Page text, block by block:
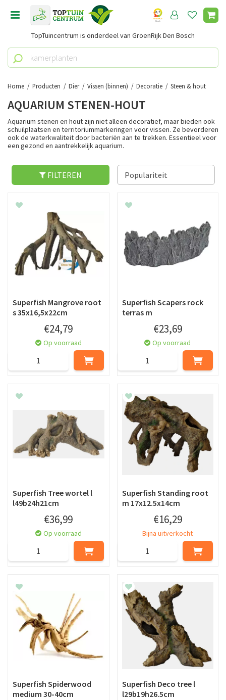
Home Producten Dier Vissen (binnen) Decoratie Steen & hout
TopTuincentrum is onderdeel van GroenRijk Den Bosch
AQUARIUM STENEN-HOUT
Aquarium stenen en hout zijn niet alleen decoratief, maar bieden ook
schuilplaatsen en territoriummarkeringen voor vissen. Ze bevorderen
ook de waterkwaliteit door bacteriën aan te trekken. Essentieel voor
een gezond en aantrekkelijk aquarium.
FILTEREN
Superfish Mangrove root
s 35x16,5x22cm
€24,79
Op voorraad
Superfish Scapers rock
terras m
€23,69
Op voorraad
Superfish Tree wortel l
l49b24h21cm
€36,99
Op voorraad
Superfish Standing root
m 17x12.5x14cm
€16,29
Bijna uitverkocht
Superfish Spiderwood
medium 30-40cm
Superfish Deco tree l
l29b19h26.5cm